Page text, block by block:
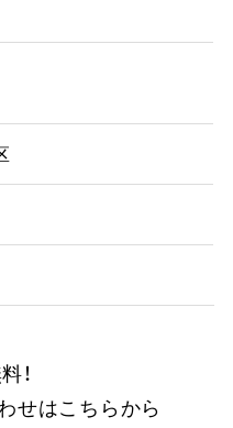
！
せはこちらから